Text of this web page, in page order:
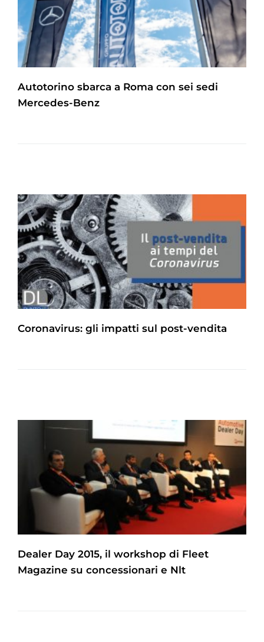
Autotorino sbarca a Roma con sei sedi
Mercedes-Benz
Coronavirus: gli impatti sul post-vendita
Dealer Day 2015, il workshop di Fleet
Magazine su concessionari e Nlt